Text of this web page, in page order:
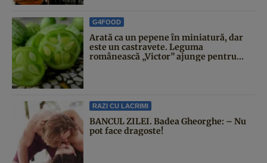
G4FOOD
Arată ca un pepene în miniatură, dar
este un castravete. Leguma
românească „Victor” ajunge pentru...
RAZI CU LACRIMI
BANCUL ZILEI. Badea Gheorghe: – Nu
pot face dragoste!